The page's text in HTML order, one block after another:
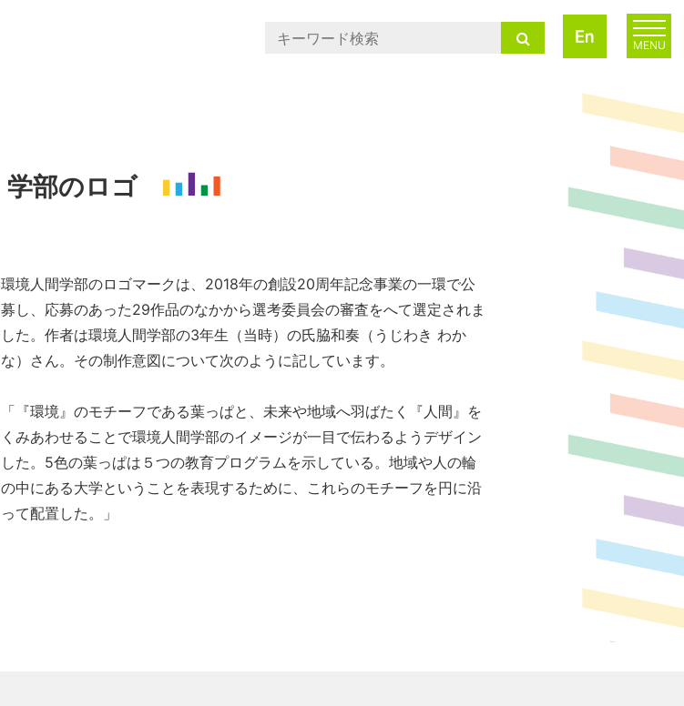
MENU
学部のロゴ
環境人間学部のロゴマークは、2018年の創設20周年記念事業の一環で公
募し、応募のあった29作品のなかから選考委員会の審査をへて選定されま
した。作者は環境人間学部の3年生（当時）の氏脇和奏（うじわき わか
な）さん。その制作意図について次のように記しています。
「『環境』のモチーフである葉っぱと、未来や地域へ羽ばたく『人間』を
くみあわせることで環境人間学部のイメージが一目で伝わるようデザイン
した。5色の葉っぱは５つの教育プログラムを示している。地域や人の輪
の中にある大学ということを表現するために、これらのモチーフを円に沿
って配置した。」